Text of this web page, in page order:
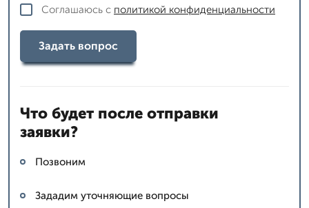
Соглашаюсь с политикой конфиденциальности
Задать вопрос
Что будет после отправки
заявки?
Позвоним
Зададим уточняющие вопросы